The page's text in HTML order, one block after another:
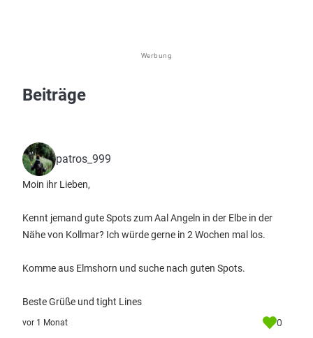
Werbung
Beiträge
patros_999
Moin ihr Lieben,
Kennt jemand gute Spots zum Aal Angeln in der Elbe in der
Nähe von Kollmar? Ich würde gerne in 2 Wochen mal los.
Komme aus Elmshorn und suche nach guten Spots.
Beste Grüße und tight Lines
vor 1 Monat 0